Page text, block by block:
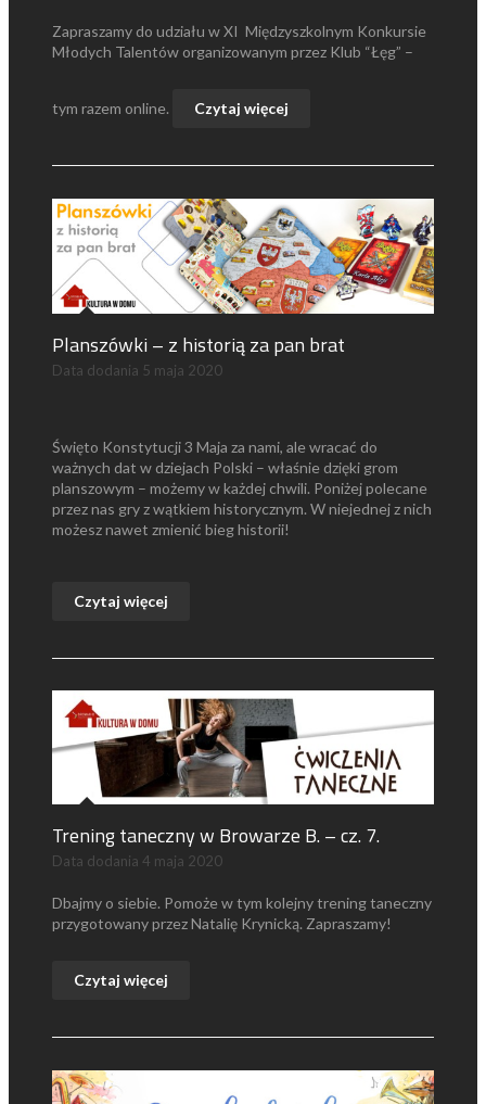
Zapraszamy do udziału w XI Międzyszkolnym Konkursie
Młodych Talentów organizowanym przez Klub “Łęg” –
tym razem online. Czytaj więcej
Planszówki – z historią za pan brat
Data dodania 5 maja 2020
Święto Konstytucji 3 Maja za nami, ale wracać do
ważnych dat w dziejach Polski – właśnie dzięki grom
planszowym – możemy w każdej chwili. Poniżej polecane
przez nas gry z wątkiem historycznym. W niejednej z nich
możesz nawet zmienić bieg historii!
Czytaj więcej
Trening taneczny w Browarze B. – cz. 7.
Data dodania 4 maja 2020
Dbajmy o siebie. Pomoże w tym kolejny trening taneczny
przygotowany przez Natalię Krynicką. Zapraszamy!
Czytaj więcej